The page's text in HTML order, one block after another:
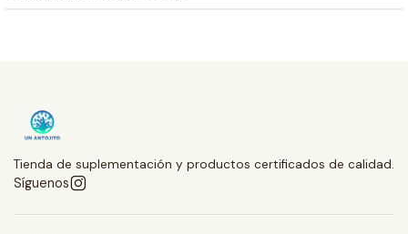
Tienda de suplementación y productos certificados de calidad.
Síguenos